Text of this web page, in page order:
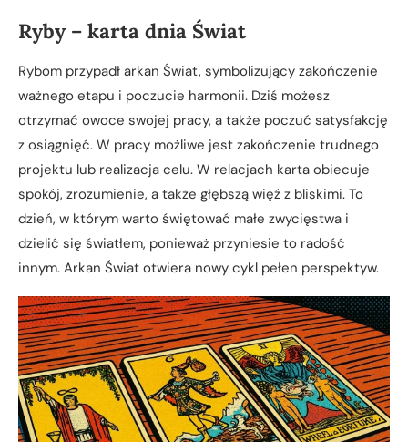
Ryby – karta dnia Świat
Rybom przypadł arkan Świat, symbolizujący zakończenie
ważnego etapu i poczucie harmonii. Dziś możesz
otrzymać owoce swojej pracy, a także poczuć satysfakcję
z osiągnięć. W pracy możliwe jest zakończenie trudnego
projektu lub realizacja celu. W relacjach karta obiecuje
spokój, zrozumienie, a także głębszą więź z bliskimi. To
dzień, w którym warto świętować małe zwycięstwa i
dzielić się światłem, ponieważ przyniesie to radość
innym. Arkan Świat otwiera nowy cykl pełen perspektyw.